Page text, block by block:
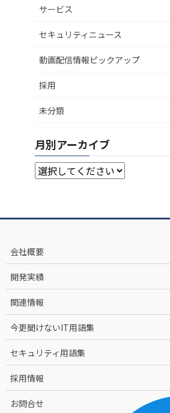
サービス
セキュリティニュース
動画配信情報ピックアップ
採用
未分類
月別アーカイブ
会社概要
開発実績
関連情報
今更聞けないIT用語集
セキュリティ用語集
採用情報
お問合せ